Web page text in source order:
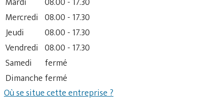
Mercredi 08.00 - 17.30
Jeudi
08.00 - 17.30
Vendredi 08.00 - 17.30
Samedi
fermé
Dimanche fermé
Où se situe cette entreprise ?